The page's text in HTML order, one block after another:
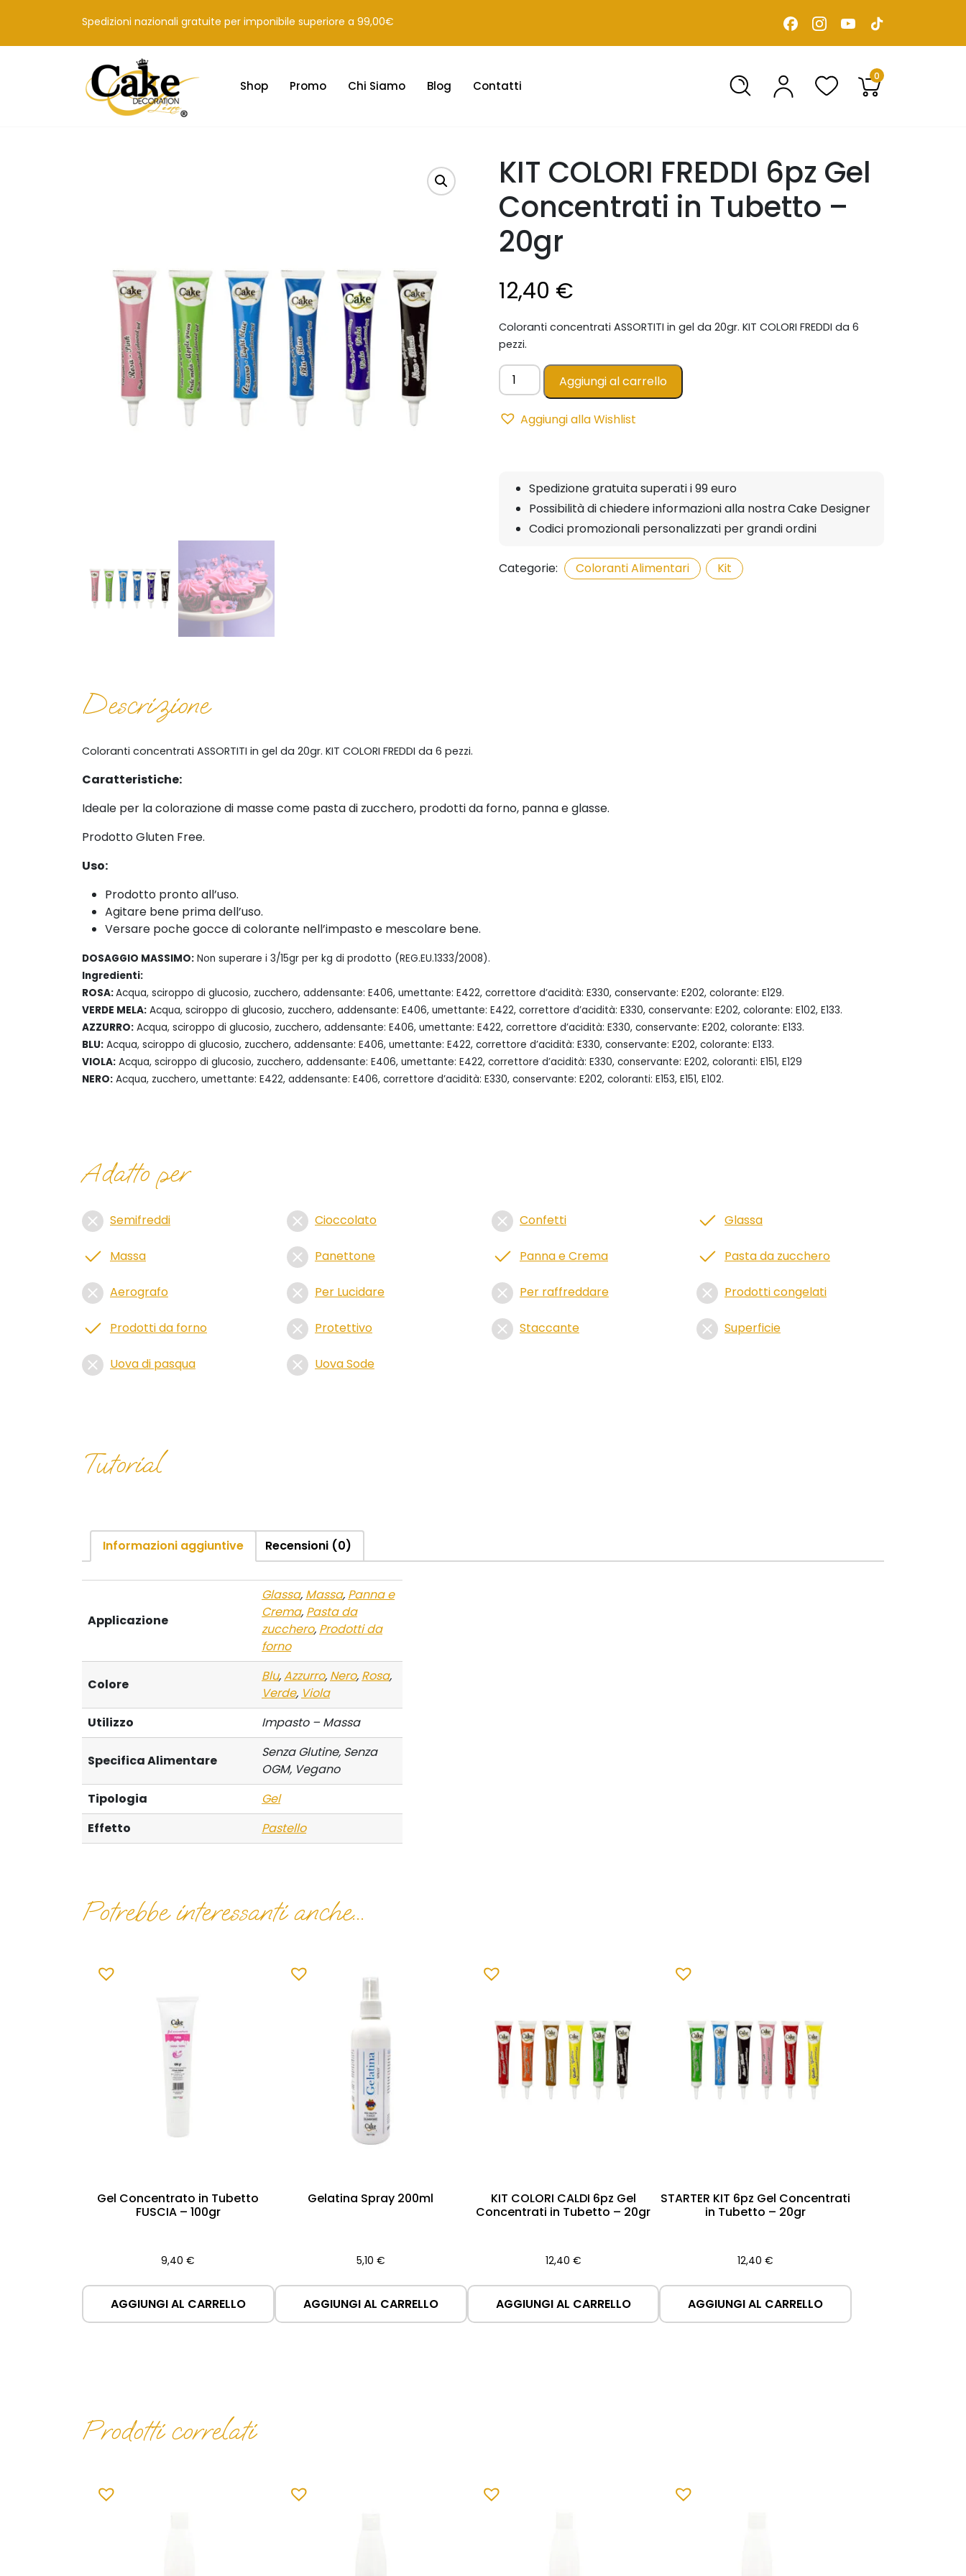
Spedizioni nazionali gratuite per imponibile superiore a 99,00€
Shop Promo Chi Siamo Blog Contatti
0
KIT COLORI FREDDI 6pz Gel
Concentrati in Tubetto –
20gr
12,40 €
Coloranti concentrati ASSORTITI in gel da 20gr. KIT COLORI FREDDI da 6
pezzi.
KIT
COLORI
6pz
Tubetto
20gr
Aggiungi al carrello
Aggiungi alla Wishlist
Spedizione gratuita superati i 99 euro
Possibilità di chiedere informazioni alla nostra Cake Designer
Codici promozionali personalizzati per grandi ordini
Categorie: Coloranti Alimentari , Kit
Descrizione
Coloranti concentrati ASSORTITI in gel da 20gr. KIT COLORI FREDDI da 6 pezzi.
Caratteristiche:
Ideale per la colorazione di masse come pasta di zucchero, prodotti da forno, panna e glasse.
Prodotto Gluten Free.
Uso:
Prodotto pronto all’uso.
Agitare bene prima dell’uso.
Versare poche gocce di colorante nell’impasto e mescolare bene.
DOSAGGIO MASSIMO: Non superare i 3/15gr per kg di prodotto (REG.EU.1333/2008).
Ingredienti:
ROSA:Acqua, sciroppo di glucosio, zucchero, addensante: E406, umettante: E422, correttore d’acidità: E330, conservante: E202, colorante: E129.
VERDE MELA: Acqua, sciroppo di glucosio, zucchero, addensante: E406, umettante: E422, correttore d’acidità: E330, conservante: E202, colorante: E102, E133.
AZZURRO: Acqua, sciroppo di glucosio, zucchero, addensante: E406, umettante: E422, correttore d’acidità: E330, conservante: E202, colorante: E133.
BLU: Acqua, sciroppo di glucosio, zucchero, addensante: E406, umettante: E422, correttore d’acidità: E330, conservante: E202, colorante: E133.
VIOLA: Acqua, sciroppo di glucosio, zucchero, addensante: E406, umettante: E422, correttore d’acidità: E330, conservante: E202, coloranti: E151, E129
NERO: Acqua, zucchero, umettante: E422, addensante: E406, correttore d’acidità: E330, conservante: E202, coloranti: E153, E151, E102.
Adatto per
Semifreddi Cioccolato Confetti Glassa
Massa Panettone Panna e Crema Pasta da zucchero
Aerografo Per Lucidare Per raffreddare Prodotti congelati
Prodotti da forno Protettivo Staccante Superficie
Uova di pasqua Uova Sode
Tutorial
Informazioni aggiuntive Recensioni (0)
Applicazione
Glassa, Massa, Panna e
Crema, Pasta da
zucchero, Prodotti da
forno
Colore
Blu,Azzurro, Nero, Rosa,
Verde, Viola
Utilizzo
Impasto – Massa
Specifica Alimentare
Senza Glutine, Senza
OGM, Vegano
Tipologia
Gel
Effetto
Pastello
Potrebbe interessanti anche...
Gel Concentrato in Tubetto
FUSCIA – 100gr
9,40€
AGGIUNGI AL CARRELLO
Gelatina Spray 200ml
5,10 €
AGGIUNGI AL CARRELLO
KIT COLORI CALDI 6pz Gel
Concentrati in Tubetto – 20gr
12,40 €
AGGIUNGI AL CARRELLO
STARTER KIT 6pz Gel Concentrati
in Tubetto – 20gr
12,40€
AGGIUNGI AL CARRELLO
Prodotti correlati